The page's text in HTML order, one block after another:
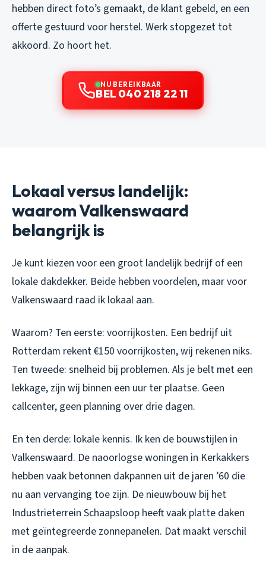
hebben direct foto’s gemaakt, de klant gebeld, en een
offerte gestuurd voor herstel. Werk stopgezet tot
akkoord. Zo hoort het.
NU BEREIKBAAR
BEL 040 218 22 11
Lokaal versus landelijk:
waarom Valkenswaard
belangrijk is
Je kunt kiezen voor een groot landelijk bedrijf of een
lokale dakdekker. Beide hebben voordelen, maar voor
Valkenswaard raad ik lokaal aan.
Waarom? Ten eerste: voorrijkosten. Een bedrijf uit
Rotterdam rekent €150 voorrijkosten, wij rekenen niks.
Ten tweede: snelheid bij problemen. Als je belt met een
lekkage, zijn wij binnen een uur ter plaatse. Geen
callcenter, geen planning over drie dagen.
En ten derde: lokale kennis. Ik ken de bouwstijlen in
Valkenswaard. De naoorlogse woningen in Kerkakkers
hebben vaak betonnen dakpannen uit de jaren ’60 die
nu aan vervanging toe zijn. De nieuwbouw bij het
Industrieterrein Schaapsloop heeft vaak platte daken
met geïntegreerde zonnepanelen. Dat maakt verschil
in de aanpak.